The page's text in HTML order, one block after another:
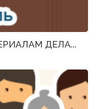
ДЕЛА...